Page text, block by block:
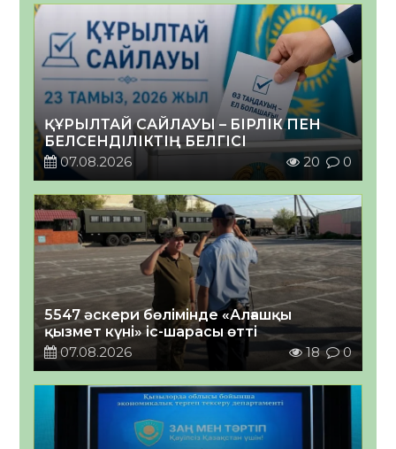
ҚҰРЫЛТАЙ САЙЛАУЫ – БІРЛІК ПЕН
БЕЛСЕНДІЛІКТІҢ БЕЛГІСІ
07.08.2026
20 0
5547 әскери бөлімінде «Алғашқы
қызмет күні» іс-шарасы өтті
07.08.2026
18 0